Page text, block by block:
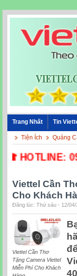
Trang Nhất Tin
Tiện Ích Quảng
☎ HOTLINE:
Viettel Cần
Cho Khách
Đăng lúc: Thứ sáu - 12/
Viettel Cần Thơ
Tặng Camera Viettel
Miễn Phí Cho Khách